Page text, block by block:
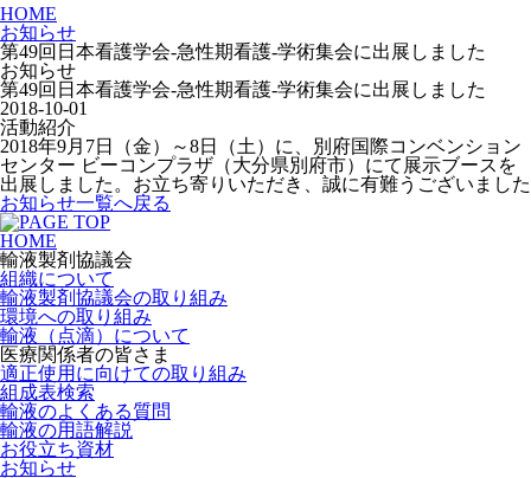
HOME
お知らせ
第49回日本看護学会‐急性期看護‐学術集会に出展しました
お知らせ
第49回日本看護学会‐急性期看護‐学術集会に出展しました
2018-10-01
活動紹介
2018年9月7日（金）～8日（土）に、別府国際コンベンション
センター ビーコンプラザ（大分県別府市）にて展示ブースを
出展しました。お立ち寄りいただき、誠に有難うございました
お知らせ一覧へ戻る
HOME
輸液製剤協議会
組織について
輸液製剤協議会の取り組み
環境への取り組み
輸液（点滴）について
医療関係者の皆さま
適正使用に向けての取り組み
組成表検索
輸液のよくある質問
輸液の用語解説
お役立ち資材
お知らせ